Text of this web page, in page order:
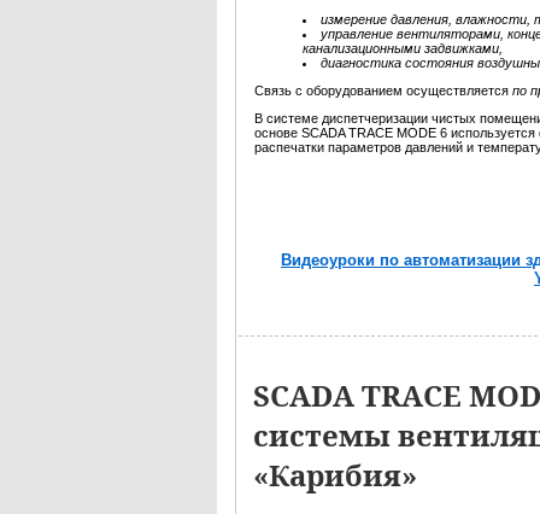
измерение давления,
управление вентиляторами,
канализационными задвижками,
диагностика состояния
Связь с оборудованием осуществляется по
В системе диспетчеризации чистых
основе SCADA TRACE MODE 6
распечатки параметров давлений и
Видеоуроки по автоматизации
SCADA TRACE
системы
«Карибия»